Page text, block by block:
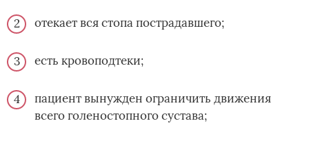
отекает вся стопа пострадавшего;
есть кровоподтеки;
пациент вынужден ограничить движения
всего голеностопного сустава;